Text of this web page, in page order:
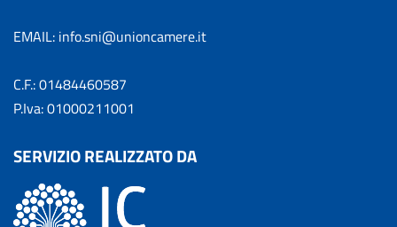
EMAIL: info.sni@unioncamere.it
C.F.: 01484460587
P.Iva: 01000211001
SERVIZIO REALIZZATO DA